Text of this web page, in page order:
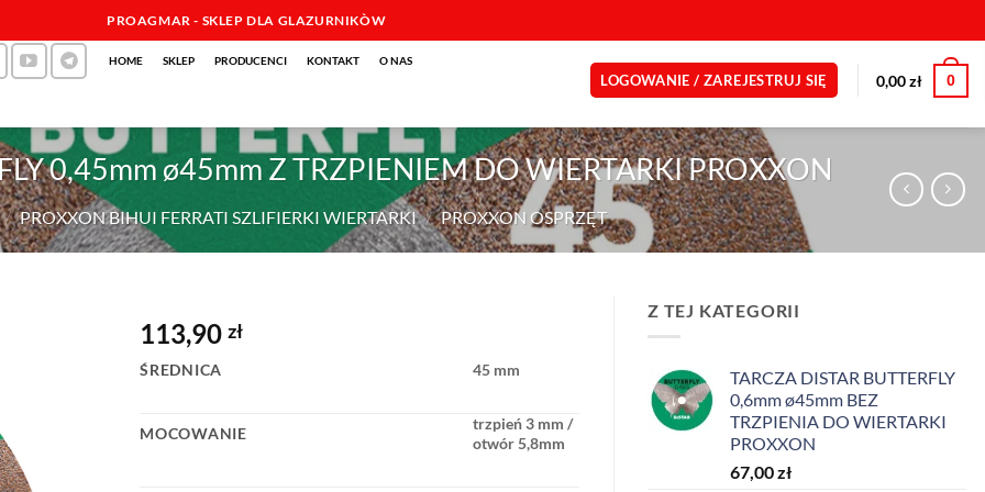
PROAGMAR - SKLEP DLA GLAZURNIKÒW
HOME SKLEP PRODUCENCI KONTAKT O NAS
LOGOWANIE / ZAREJESTRUJ SIĘ 0,00zł 0
0,45mm ø45mm Z TRZPIENIEM DO WIERTARKI PROXXON
/ PROXXON BIHUI FERRATI SZLIFIERKI WIERTARKI / PROXXON OSPRZĘT
113,90zł
ŚREDNICA 45 mm
MOCOWANIE
trzpień 3 mm /
otwór 5,8mm
Z TEJ KATEGORII
TARCZA DISTAR BUTTERFLY
0,6mm ø45mm BEZ
TRZPIENIA DO WIERTARKI
PROXXON
67,00zł